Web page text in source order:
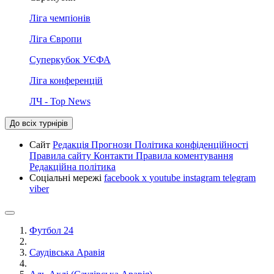
Ліга чемпіонів
Ліга Європи
Суперкубок УЄФА
Ліга конференцій
ЛЧ - Top News
До всіх турнірів
Сайт Редакція Прогнози Політика конфіденційності
Правила сайту Контакти Правила коментування
Редакційна політика
Соціальні мережі facebook x youtube instagram telegram
viber
Футбол 24
Саудівська Аравія